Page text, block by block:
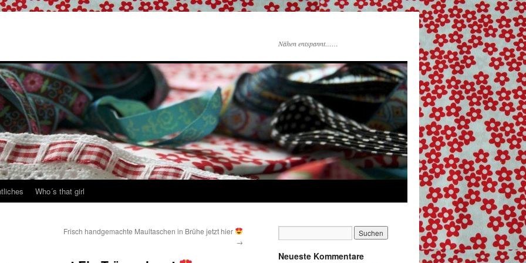
Nähen entspannt……
Who´s that girl
Frisch handgemachte Maultaschen in Brühe jetzt hier
→
Neueste Kommentare